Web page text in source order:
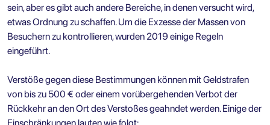
sein, aber es gibt auch andere Bereiche, in denen versucht wird,
etwas Ordnung zu schaffen. Um die Exzesse der Massen von
Besuchern zu kontrollieren, wurden 2019 einige Regeln
eingeführt.
Verstöße gegen diese Bestimmungen können mit Geldstrafen
von bis zu 500 € oder einem vorübergehenden Verbot der
Rückkehr an den Ort des Verstoßes geahndet werden. Einige der